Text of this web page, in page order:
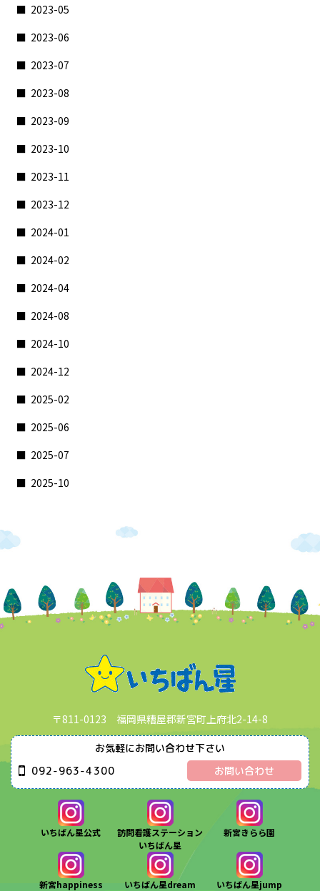
2023-05
2023-06
2023-07
2023-08
2023-09
2023-10
2023-11
2023-12
2024-01
2024-02
2024-04
2024-08
2024-10
2024-12
2025-02
2025-06
2025-07
2025-10
〒811-0123 福岡県糟屋郡新宮町上府北2-14-8
お気軽にお問い合わせ下さい
092-963-4300
お問い合わせ
いちばん星公式
訪問看護ステーション
いちばん星
新宮きらら園
新宮happiness いちばん星dream いちばん星jump